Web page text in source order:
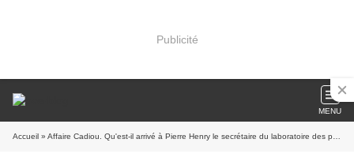
Publicité
MENU
Accueil » Affaire Cadiou. Qu'est-il arrivé à Pierre Henry le secrétaire du laboratoire des poudres et salpêtres ???